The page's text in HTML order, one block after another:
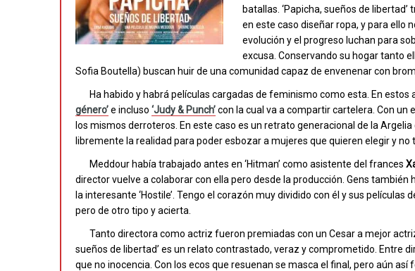
batallas. ‘Papicha, sueños de
en este caso diseñar ropa, y para ello
evolución y el progreso luchan para
excusa. Conservando su hogar tanto
Sofia Boutella) buscan huir de una comunidad capaz de envenenar con
Ha habido y habrá películas cargadas de feminismo como esta. En estos
género’e incluso ‘Judy & Punch’con la cual va a compartir cartelera. Con
los mismos derroteros. En este caso es un retrato generacional de la Argelia
libremente la realidad para poder esbozar a mujeres que quieren elegir y
Meddour había trabajado antes en ‘Hitman’ como asistente del frances
director vuelve a colaborar con ella pero desde la producción. Gens también
la interesante ‘Hostile’. Tengo el corazón muy dividido con él y sus
pero de otro tipo y acierta.
Tanto directora como actriz fueron premiadas con un Cesar a mejor
sueños de libertad’ es un relato contrastado, veraz y comprometido. Entre
que no inocencia. Con los ecos que resuenan se masca el final, pero aún así